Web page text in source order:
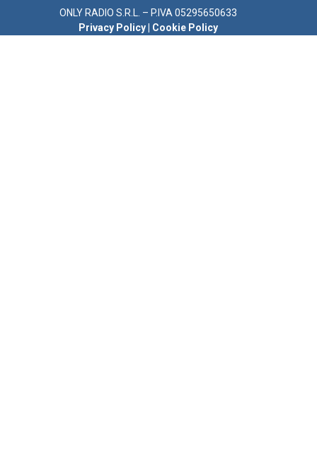
ONLY RADIO S.R.L. – P.IVA 05295650633
Privacy Policy
Cookie Policy